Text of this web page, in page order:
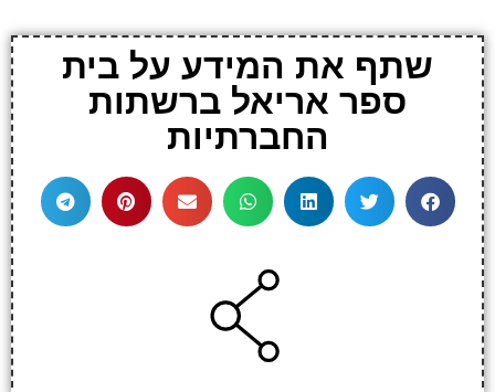
שתף את המידע על בית
ספר אריאל ברשתות
החברתיות